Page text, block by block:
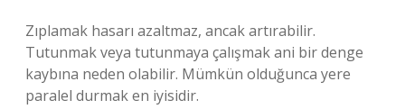
Zıplamak hasarı azaltmaz, ancak artırabilir.
Tutunmak veya tutunmaya çalışmak ani bir denge
kaybına neden olabilir. Mümkün olduğunca yere
paralel durmak en iyisidir.